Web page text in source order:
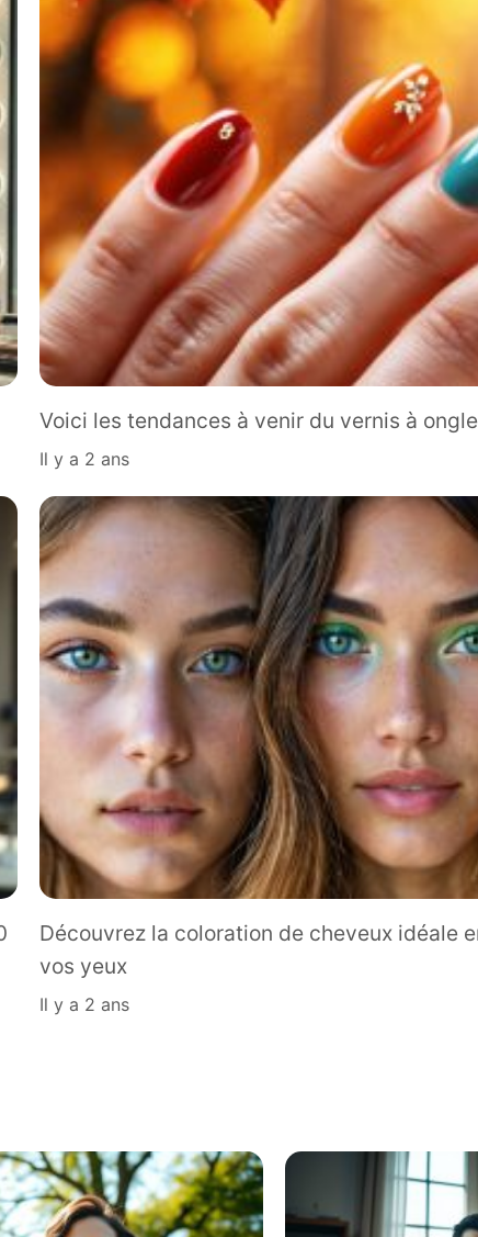
Voici les tendances à venir du vernis à
il y a 2 ans
Découvrez la coloration de cheveux idéale
vos yeux
il y a 2 ans